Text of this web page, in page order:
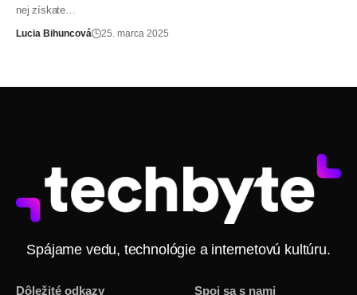
nej získate…
Lucia Bihuncová 25. marca 2025
Spájame vedu, technológie a internetovú kultúru.
Dôležité odkazy Spoj sa s nami